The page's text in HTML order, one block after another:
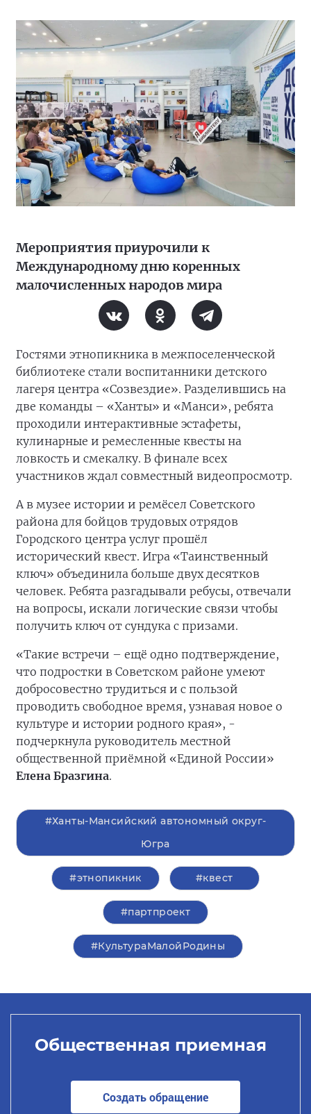
Мероприятия приурочили к
Международному дню коренных
малочисленных народов мира
Гостями этнопикника в межпоселенческой
библиотеке стали воспитанники детского
лагеря центра «Созвездие». Разделившись на
две команды – «Ханты» и «Манси», ребята
проходили интерактивные эстафеты,
кулинарные и ремесленные квесты на
ловкость и смекалку. В финале всех
участников ждал совместный видеопросмотр.
А в музее истории и ремёсел Советского
района для бойцов трудовых отрядов
Городского центра услуг прошёл
исторический квест. Игра «Таинственный
ключ» объединила больше двух десятков
человек. Ребята разгадывали ребусы, отвечали
на вопросы, искали логические связи чтобы
получить ключ от сундука с призами.
«Такие встречи – ещё одно подтверждение,
что подростки в Советском районе умеют
добросовестно трудиться и с пользой
проводить свободное время, узнавая новое о
культуре и истории родного края», -
подчеркнула руководитель местной
общественной приёмной «Единой России»
Елена Бразгина.
#Ханты-Мансийский автономный округ-
Югра
#этнопикник #квест
#партпроект
#КультураМалойРодины
Общественная приемная
Создать обращение